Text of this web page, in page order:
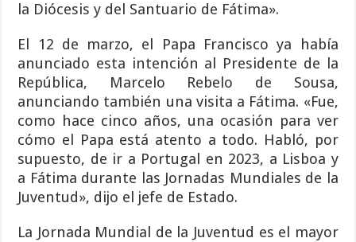
la Diócesis y del Santuario de Fátima».
El 12 de marzo, el Papa Francisco ya había
anunciado esta intención al Presidente de la
República, Marcelo Rebelo de Sousa,
anunciando también una visita a Fátima. «Fue,
como hace cinco años, una ocasión para ver
cómo el Papa está atento a todo. Habló, por
supuesto, de ir a Portugal en 2023, a Lisboa y
a Fátima durante las Jornadas Mundiales de la
Juventud», dijo el jefe de Estado.
La Jornada Mundial de la Juventud es el mayor